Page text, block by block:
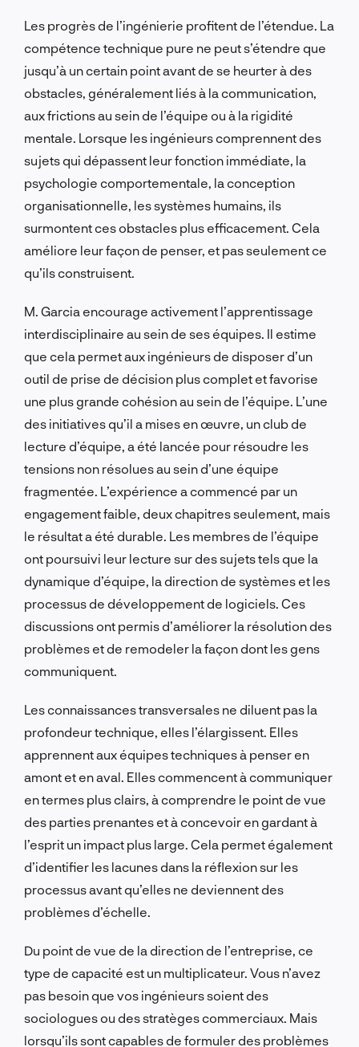
Les progrès de l’ingénierie profitent de l’étendue. La
compétence technique pure ne peut s’étendre que
jusqu’à un certain point avant de se heurter à des
obstacles, généralement liés à la communication,
aux frictions au sein de l’équipe ou à la rigidité
mentale. Lorsque les ingénieurs comprennent des
sujets qui dépassent leur fonction immédiate, la
psychologie comportementale, la conception
organisationnelle, les systèmes humains, ils
surmontent ces obstacles plus efficacement. Cela
améliore leur façon de penser, et pas seulement ce
qu’ils construisent.
M. Garcia encourage activement l’apprentissage
interdisciplinaire au sein de ses équipes. Il estime
que cela permet aux ingénieurs de disposer d’un
outil de prise de décision plus complet et favorise
une plus grande cohésion au sein de l’équipe. L’une
des initiatives qu’il a mises en œuvre, un club de
lecture d’équipe, a été lancée pour résoudre les
tensions non résolues au sein d’une équipe
fragmentée. L’expérience a commencé par un
engagement faible, deux chapitres seulement, mais
le résultat a été durable. Les membres de l’équipe
ont poursuivi leur lecture sur des sujets tels que la
dynamique d’équipe, la direction de systèmes et les
processus de développement de logiciels. Ces
discussions ont permis d’améliorer la résolution des
problèmes et de remodeler la façon dont les gens
communiquent.
Les connaissances transversales ne diluent pas la
profondeur technique, elles l’élargissent. Elles
apprennent aux équipes techniques à penser en
amont et en aval. Elles commencent à communiquer
en termes plus clairs, à comprendre le point de vue
des parties prenantes et à concevoir en gardant à
l’esprit un impact plus large. Cela permet également
d’identifier les lacunes dans la réflexion sur les
processus avant qu’elles ne deviennent des
problèmes d’échelle.
Du point de vue de la direction de l’entreprise, ce
type de capacité est un multiplicateur. Vous n’avez
pas besoin que vos ingénieurs soient des
sociologues ou des stratèges commerciaux. Mais
lorsqu’ils sont capables de formuler des problèmes